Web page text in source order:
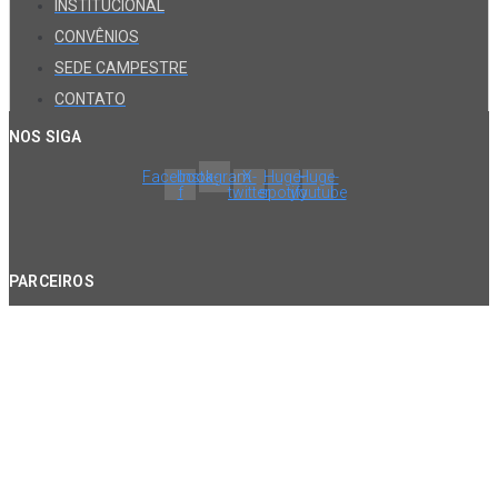
INSTITUCIONAL
CONVÊNIOS
SEDE CAMPESTRE
CONTATO
NOS SIGA
Facebook-
f
InstagramX-
twitter
Huge-
spotify
Huge-
youtube
PARCEIROS